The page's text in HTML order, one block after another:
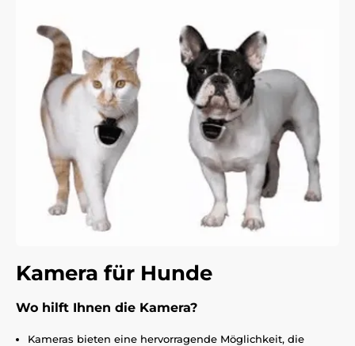
Kamera für Hunde
Wo hilft Ihnen die Kamera?
Kameras bieten eine hervorragende Möglichkeit, die